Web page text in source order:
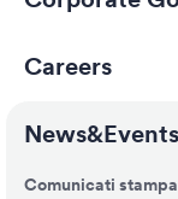
Careers
News&Events
Comunicati stampa